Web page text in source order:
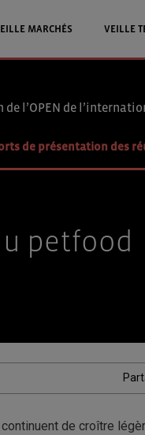
MARCHÉS VEILLE
l’OPEN de
de présentation des
petfood
de croître